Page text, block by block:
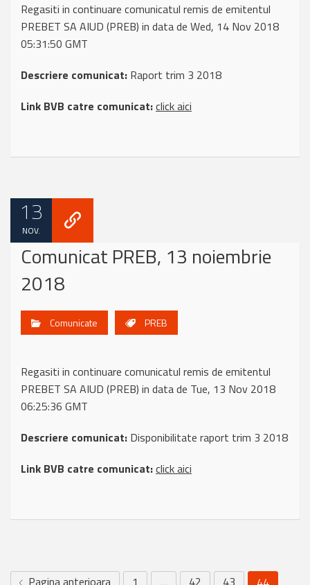
Regasiti in continuare comunicatul remis de emitentul
PREBET SA AIUD (PREB) in data de Wed, 14 Nov 2018
05:31:50 GMT
Descriere comunicat: Raport trim 3 2018
Link BVB catre comunicat:click aici
13
NOV.
Comunicat PREB, 13 noiembrie
2018
Comunicate PREB
Regasiti in continuare comunicatul remis de emitentul
PREBET SA AIUD (PREB) in data de Tue, 13 Nov 2018
06:25:36 GMT
Descriere comunicat: Disponibilitate raport trim 3 2018
Link BVB catre comunicat:click aici
Pagina anterioara 1 … 42 43